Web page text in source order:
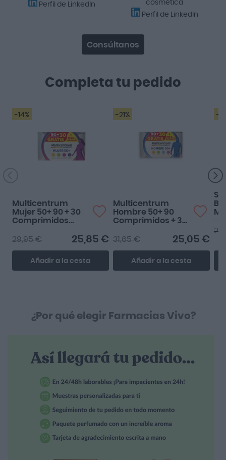
Completa tu pedido
-14%
Es un multi vitamínico
muy completo.
Multicentrum
Mujer 50+ 90 + 30
Comprimidos
25,85 €
29,95 €
Añadir a la cesta
-21%
Todavía no he tenido
tiempo para notar
Multicentrum
Hombre 50+ 90
Comprimidos + 30
25,05 €
31,65 €
Añadir a la cesta
-
Perfil de LinkedIn
cosmética
Perfil de LinkedIn
Consúltanos
¿Por qué elegir Farmacias Vivo?